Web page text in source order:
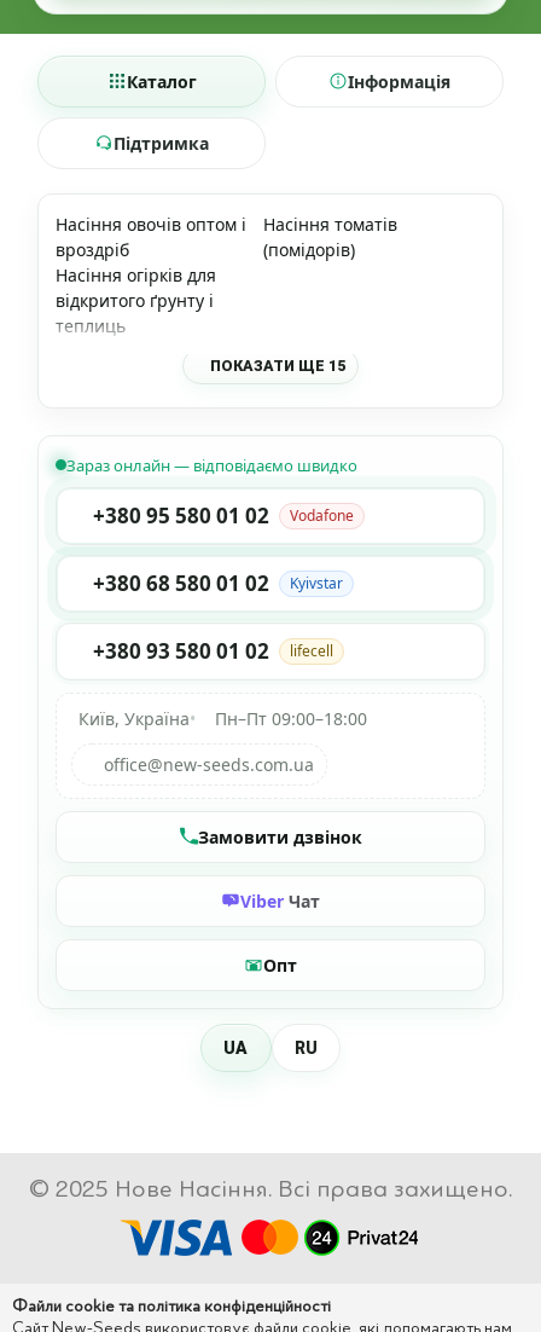
Каталог Інформація
Підтримка
Насіння овочів оптом і
вроздріб
Насіння томатів
(помідорів)
Насіння огірків для
відкритого ґрунту і
теплиць
ПОКАЗАТИ ЩЕ 15
Зараз онлайн — відповідаємо швидко
+380 95 580 01 02 Vodafone
+380 68 580 01 02 Kyivstar
+380 93 580 01 02 lifecell
Київ, Україна•
Пн–Пт 09:00–18:00
office@new-seeds.com.ua
Замовити дзвінок
Viber Чат
Опт
UA RU
© 2025 Нове Насіння. Всі права захищено.
Файли cookie та політика конфіденційності
Сайт New-Seeds використовує файли cookie, які допомагають нам